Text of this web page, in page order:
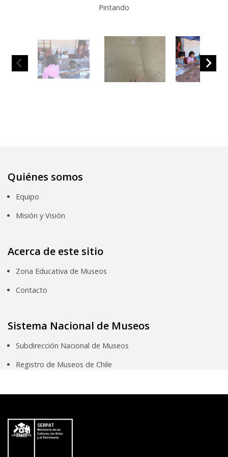
Pintando
Quiénes somos
Equipo
Misión y Visión
Acerca de este sitio
Zona Educativa de Museos
Contacto
Sistema Nacional de Museos
Subdirección Nacional de Museos
Registro de Museos de Chile